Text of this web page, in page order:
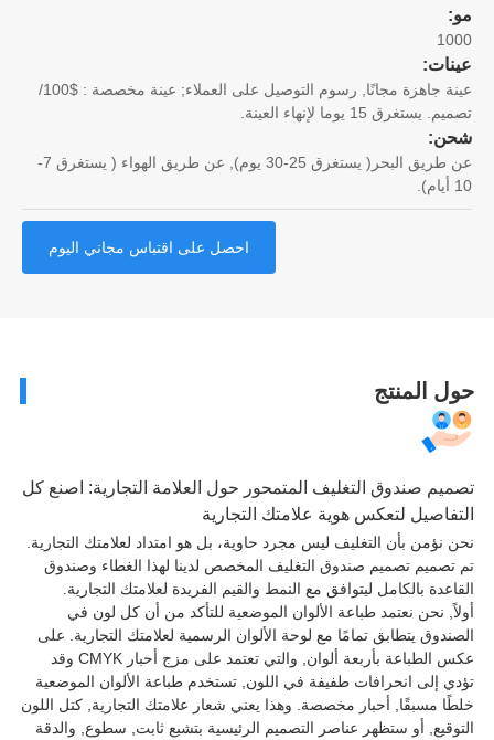
عينة جاهزة مجانًا, رسوم التوصيل على العملاء; عينة مخصصة : $100/
15 يوما لإنهاء العينة.
عن طريق البحر( يستغرق 25-30 يوم), عن طريق الهواء ( يستغرق 7-
احصل على اقتباس مجاني اليوم
المنتج
صندوق التغليف المتمحور حول العلامة التجارية: اصنع كل
لتعكس هوية علامتك التجارية
نؤمن بأن التغليف ليس مجرد حاوية، بل هو امتداد لعلامتك التجارية.
تصميم صندوق التغليف المخصص لدينا لهذا الغطاء وصندوق
بالكامل ليتوافق مع النمط والقيم الفريدة لعلامتك التجارية.
نحن نعتمد طباعة الألوان الموضعية للتأكد من أن كل لون في
يتطابق تمامًا مع لوحة الألوان الرسمية لعلامتك التجارية. على
عكس الطباعة بأربعة ألوان, والتي تعتمد على مزج أحبار CMYK وقد
إلى انحرافات طفيفة في اللون, تستخدم طباعة الألوان الموضعية
مسبقًا, أحبار مخصصة. وهذا يعني شعار علامتك التجارية, كتل اللون
أو ستظهر عناصر التصميم الرئيسية بتشبع ثابت, سطوع, والدقة